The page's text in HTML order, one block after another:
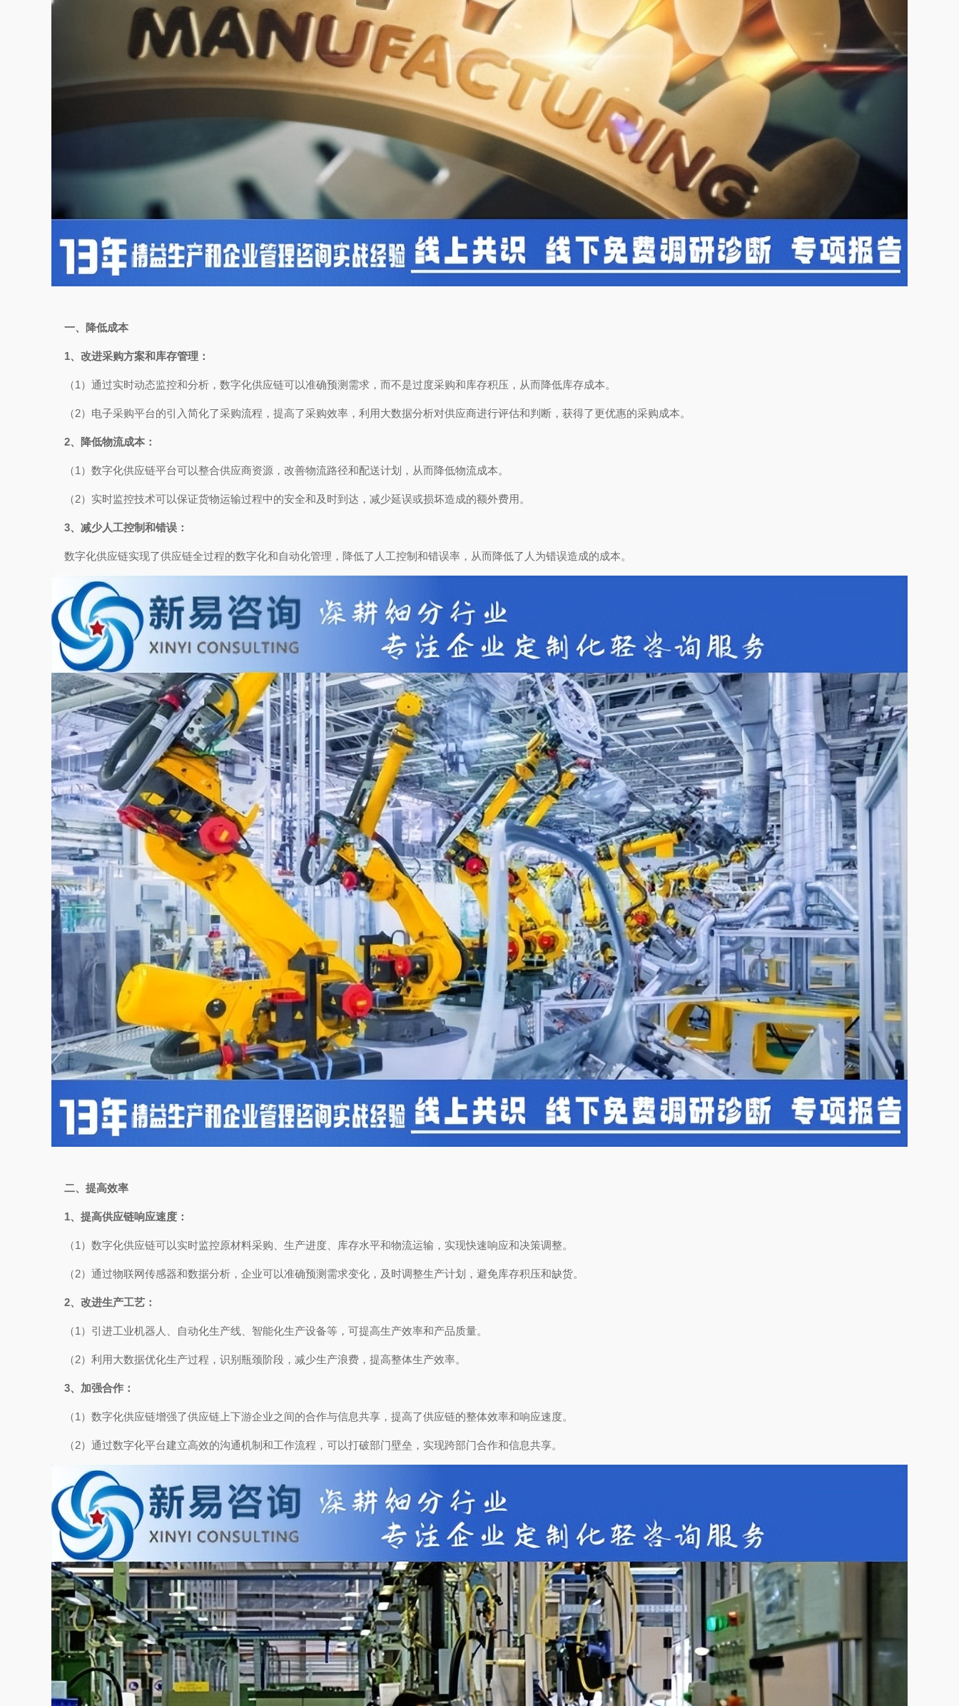
一、降低成本
1、改进采购方案和库存管理：
（1）通过实时动态监控和分析，数字化供应链可以准确预测需求，而不是过度采购和库存积压，从而降低库存成本。
（2）电子采购平台的引入简化了采购流程，提高了采购效率，利用大数据分析对供应商进行评估和判断，获得了更优惠的采购成本。
2、降低物流成本：
（1）数字化供应链平台可以整合供应商资源，改善物流路径和配送计划，从而降低物流成本。
（2）实时监控技术可以保证货物运输过程中的安全和及时到达，减少延误或损坏造成的额外费用。
3、减少人工控制和错误：
数字化供应链实现了供应链全过程的数字化和自动化管理，降低了人工控制和错误率，从而降低了人为错误造成的成本。
二、提高效率
1、提高供应链响应速度：
（1）数字化供应链可以实时监控原材料采购、生产进度、库存水平和物流运输，实现快速响应和决策调整。
（2）通过物联网传感器和数据分析，企业可以准确预测需求变化，及时调整生产计划，避免库存积压和缺货。
2、改进生产工艺：
（1）引进工业机器人、自动化生产线、智能化生产设备等，可提高生产效率和产品质量。
（2）利用大数据优化生产过程，识别瓶颈阶段，减少生产浪费，提高整体生产效率。
3、加强合作：
（1）数字化供应链增强了供应链上下游企业之间的合作与信息共享，提高了供应链的整体效率和响应速度。
（2）通过数字化平台建立高效的沟通机制和工作流程，可以打破部门壁垒，实现跨部门合作和信息共享。